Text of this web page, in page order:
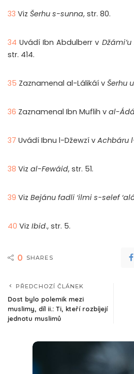
33 Viz Šerhu s-sunna, str. 80.
34 Uvádí Ibn Abdulberr v
str. 414.
35 Zaznamenal al-Lálikáí v Šerhu
36 Zaznamenal Ibn Muflih v al-
37 Uvádí Ibnu l-Džewzí v Achbáru
38 Viz al-Fewáid, str. 51.
39 Viz Bejánu fadli ‘ilmi s-selef
40 Viz Ibid., str. 5.
0 SHARES
PŘEDCHOZÍ ČLÁNEK
Dost bylo polemik mezi
muslimy, díl ii.: Ti, kteří rozbíjejí
jednotu muslimů